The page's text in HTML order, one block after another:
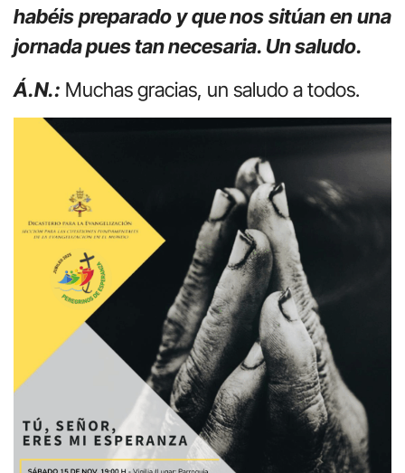
habéis preparado y que nos sitúan en una
jornada pues tan necesaria. Un saludo.
Á.N.: Muchas gracias, un saludo a todos.